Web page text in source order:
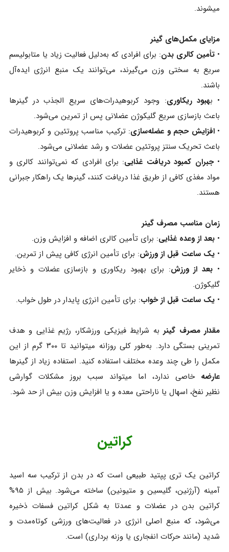
میشوند.
مزایای مکمل‌های گینر
• تأمین کالری بدن: برای افرادی که به‌دلیل فعالیت زیاد یا متابولیسم
سریع به سختی وزن می‌گیرند، می‌توانند یک منبع انرژی ایده‌آل
باشند.
• بهبود ریکاوری: وجود کربوهیدرات‌های سریع‌ الجذب در گینرها
باعث بازسازی سریع گلیکوژن عضلانی پس از تمرین می‌شود.
•افزایش حجم و عضله‌سازی: ترکیب مناسب پروتئین و کربوهیدرات
باعث تحریک سنتز پروتئین عضلات و رشد عضلانی می‌شود.
•جبران کمبود دریافت غذایی: برای افرادی که نمی‌توانند کالری و
مواد مغذی کافی از طریق غذا دریافت کنند، گینرها یک راهکار جبرانی
هستند.
زمان مناسب مصرف گینر
• بعد از وعده غذایی: برای تأمین کالری اضافه و افزایش وزن.
• یک ساعت قبل از ورزش: برای تأمین انرژی کافی پیش از تمرین.
• بعد از ورزش: برای بهبود ریکاوری و بازسازی عضلات و ذخایر
گلیکوژن.
• یک ساعت قبل از خواب: برای تأمین انرژی پایدار در طول خواب.
مقدار مصرف گینر به شرایط فیزیکی ورزشکار، رژیم غذایی و هدف
تمرینی بستگی دارد. به‌طور کلی روزانه میتوانید تا ۳۰۰ گرم از این
مکمل را طی چند وعده مختلف استفاده کنید. استفاده زیاد از گینرها
عارضهخاصی ندارد، اما میتواند سبب بروز مشکلات گوارشی
نظیر نفخ، اسهال یا ناراحتی معده و یا افزایش وزن بیش از حد شود.
کراتین
کراتین یک تری‌ پپتید طبیعی است که در بدن از ترکیب سه اسید
آمینه (آرژنین، گلیسین و متیونین) ساخته می‌شود. بیش از ۹۵%
کراتین بدن در عضلات و عمدتا به شکل کراتین فسفات ذخیره
می‌شود، که منبع اصلی انرژی در فعالیت‌های ورزشی کوتاه‌مدت و
شدید (مانند حرکات انفجاری یا وزنه‌ برداری) است.